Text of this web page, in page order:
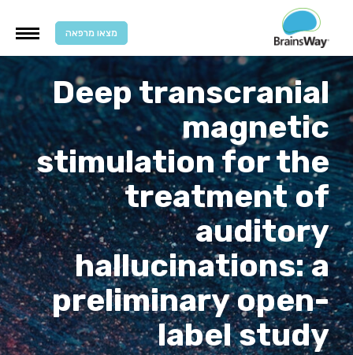
מצאו מרפאה
Deep transcranial
magnetic
stimulation for the
treatment of
auditory
hallucinations: a
preliminary open-
label study